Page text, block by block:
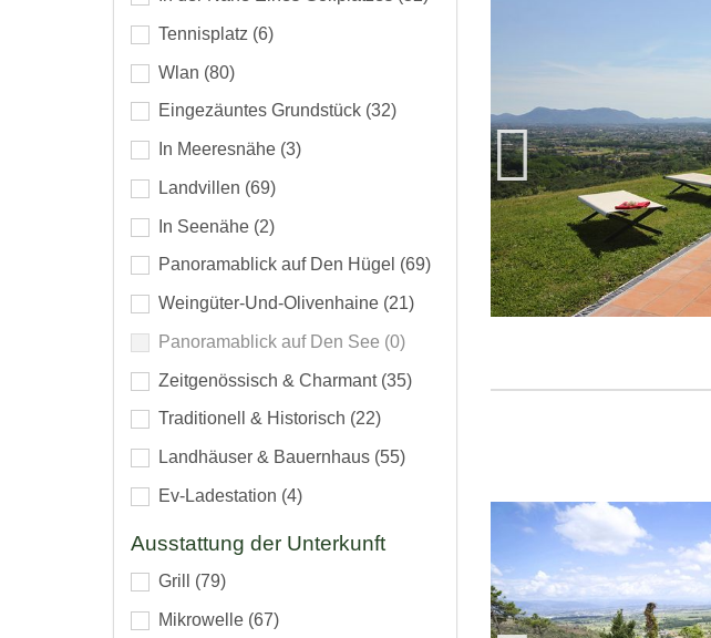
Tennisplatz (6)
Wlan (80)
Eingezäuntes Grundstück (32)
In Meeresnähe (3)
Landvillen (69)
In Seenähe (2)
Panoramablick auf Den Hügel (69)
Weingüter-Und-Olivenhaine (21)
Panoramablick auf Den See (0)
Zeitgenössisch & Charmant (35)
Traditionell & Historisch (22)
Landhäuser & Bauernhaus (55)
Ev-Ladestation (4)
Ausstattung der Unterkunft
Grill (79)
Mikrowelle (67)